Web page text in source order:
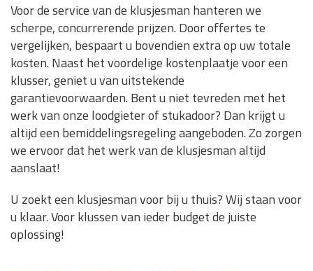
Voor de service van de klusjesman hanteren we
scherpe, concurrerende prijzen. Door offertes te
vergelijken, bespaart u bovendien extra op uw totale
kosten. Naast het voordelige kostenplaatje voor een
klusser, geniet u van uitstekende
garantievoorwaarden. Bent u niet tevreden met het
werk van onze loodgieter of stukadoor? Dan krijgt u
altijd een bemiddelingsregeling aangeboden. Zo zorgen
we ervoor dat het werk van de klusjesman altijd
aanslaat!
U zoekt een klusjesman voor bij u thuis? Wij staan voor
u klaar. Voor klussen van ieder budget de juiste
oplossing!